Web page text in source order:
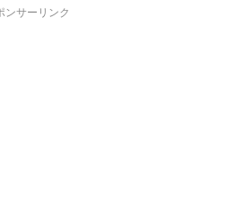
ンサーリンク